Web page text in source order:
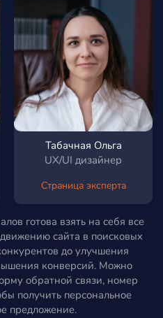
Табачная Ольга
UX/UI дизайнер
Страница эксперта
готова взять на себя все
сайта в поисковых
до улучшения
конверсий. Можно
обратной связи, номер
получить персональное
предложение.